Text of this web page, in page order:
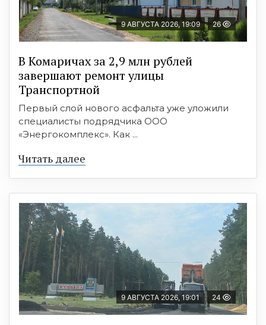
9 АВГУСТА 2026, 19:09 26
В Комаричах за 2,9 млн рублей
завершают ремонт улицы
Транспортной
Первый слой нового асфальта уже уложили
специалисты подрядчика ООО
«Энергокомплекс». Как ...
Читать далее
9 АВГУСТА 2026, 19:01 24